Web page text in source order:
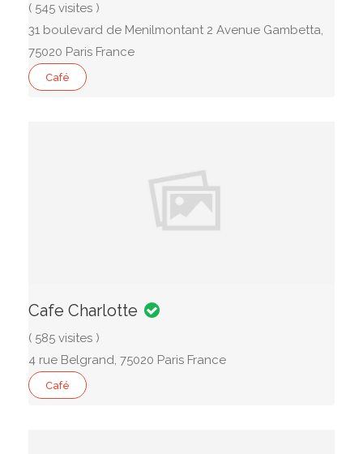
( 545 visites )
31 boulevard de Menilmontant 2 Avenue Gambetta,
75020 Paris France
Café
Cafe Charlotte
( 585 visites )
4 rue Belgrand, 75020 Paris France
Café